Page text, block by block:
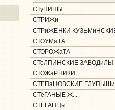
СТуПИНЫ
СТРИЖи
СТРиЖЕНКИ
СТОУМяТА
СТОРОЖаТА
СТоЛПИНСКИЕ ЗАВОДиЛЫ
СТОЖаРНИКИ
СТЕПаНОВСКИЕ ГЛУПЫШи
СТёГАНЫЕ Ж...
СТЁГАНЦы